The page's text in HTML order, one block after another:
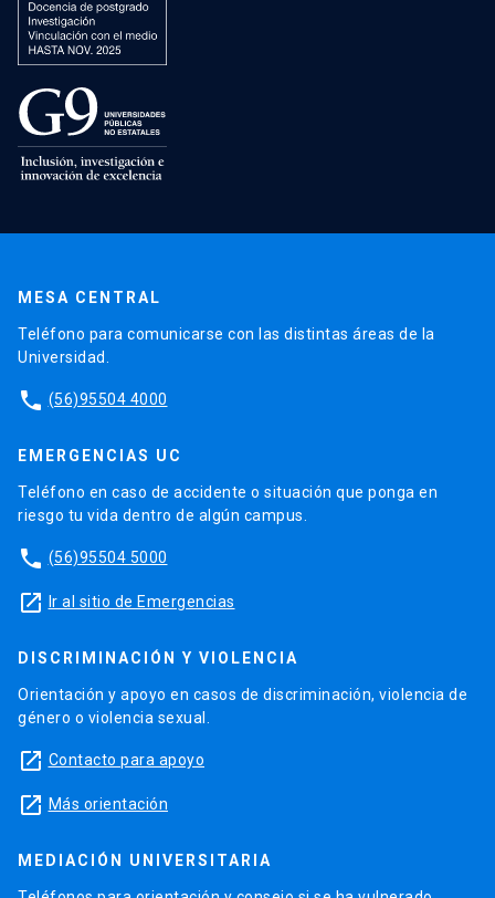
MESA CENTRAL
Teléfono para comunicarse con las distintas áreas de la
Universidad.
phone (56)95504 4000
EMERGENCIAS UC
Teléfono en caso de accidente o situación que ponga en
riesgo tu vida dentro de algún campus.
phone (56)95504 5000
launch Ir al sitio de Emergencias
DISCRIMINACIÓN Y VIOLENCIA
Orientación y apoyo en casos de discriminación, violencia de
género o violencia sexual.
launch Contacto para apoyo
launch Más orientación
MEDIACIÓN UNIVERSITARIA